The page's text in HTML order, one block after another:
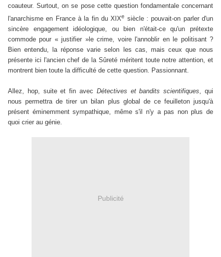
coauteur. Surtout, on se pose cette question fondamentale concernant
l'anarchisme en France à la fin du XIXe siècle : pouvait-on parler d'un
sincère engagement idéologique, ou bien n'était-ce qu'un prétexte
commode pour « justifier »le crime, voire l'annoblir en le politisant ?
Bien entendu, la réponse varie selon les cas, mais ceux que nous
présente ici l'ancien chef de la Sûreté méritent toute notre attention, et
montrent bien toute la difficulté de cette question. Passionnant.
Allez, hop, suite et fin avec Détectives et bandits scientifiques , qui
nous permettra de tirer un bilan plus global de ce feuilleton jusqu'à
présent éminemment sympathique, même s'il n'y a pas non plus de
quoi crier au génie.
Publicité